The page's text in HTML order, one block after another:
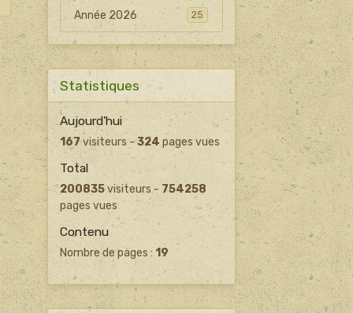
Année 2026 25
Statistiques
Aujourd'hui
167visiteurs -324 pages vues
Total
200835visiteurs -754258
pages vues
Contenu
Nombre de pages : 19